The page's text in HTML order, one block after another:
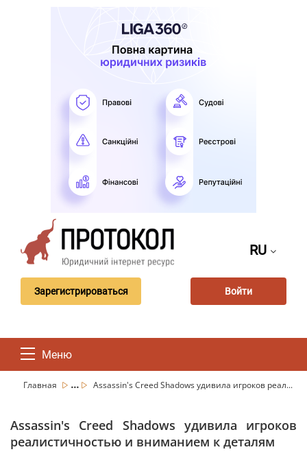
RU
Зарегистрироваться Войти
Меню
Главная ... Assassin's Creed Shadows удивила игроков реал...
Assassin's Creed Shadows удивила игроков
реалистичностью и вниманием к деталям